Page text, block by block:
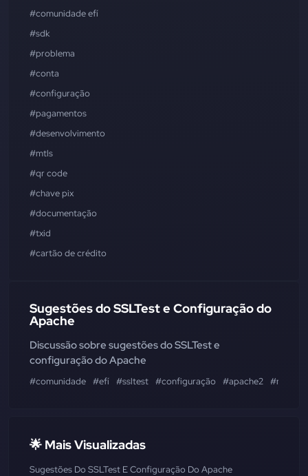
#comunidade efí
#sdk
#problema
#conta
#configuração
#pagamentos
#desenvolvimento
#mtls
#qr code
#chave pix
#documentação
#txid
#cartão de crédito
Sugestões do SSLTest e Configuração do
Apache
Discussão sobre sugestões do SSLTest e
configuração do Apache
#comunidade #efí #ssltest #configuração #apache2
🌟 Mais Visualizadas
Sugestões Do SSLTest E Configuração Do Apache